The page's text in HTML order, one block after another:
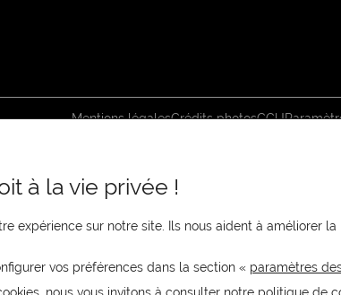
Mentions légalesCrédits photosCGU
à la vie privée !
expérience sur notre site. Ils nous aident à
vos préférences dans la section « paramètres